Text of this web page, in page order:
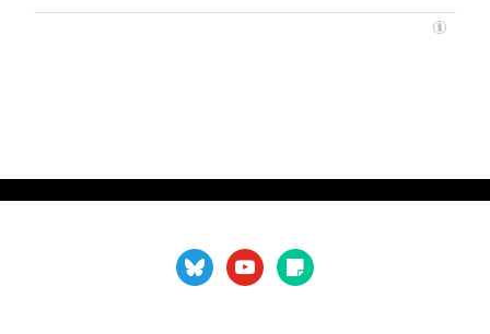
blueskyyoutubesticky-
note